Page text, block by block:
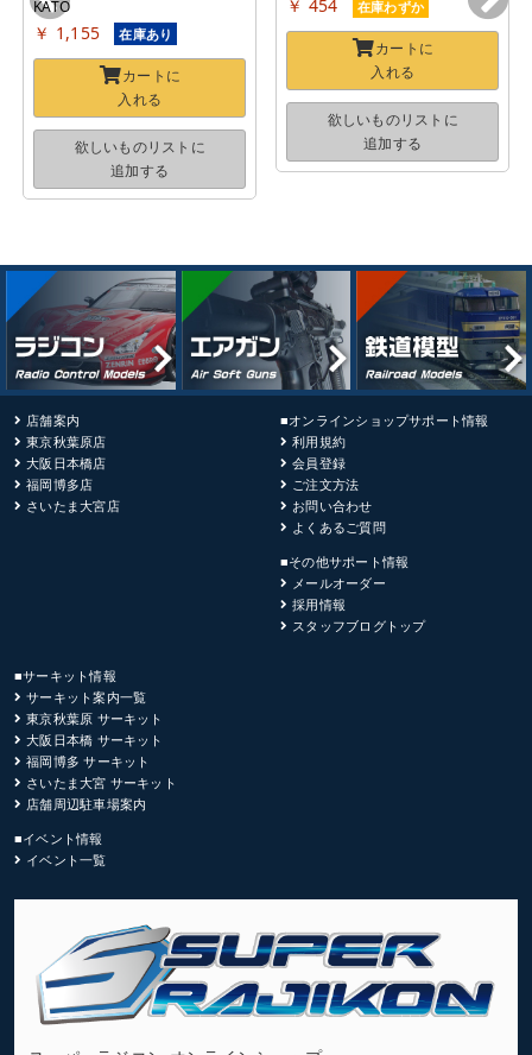
KATO
￥ 1,155 在庫あり
カートに
入れる
欲しいものリストに
追加する
￥ 454 在庫わずか
カートに
入れる
欲しいものリストに
追加する
店舗案内
東京秋葉原店
大阪日本橋店
福岡博多店
さいたま大宮店
■オンラインショップサポート情報
利用規約
会員登録
ご注文方法
お問い合わせ
よくあるご質問
■その他サポート情報
メールオーダー
採用情報
スタッフブログトップ
■サーキット情報
サーキット案内一覧
東京秋葉原 サーキット
大阪日本橋 サーキット
福岡博多 サーキット
さいたま大宮 サーキット
店舗周辺駐車場案内
■イベント情報
イベント一覧